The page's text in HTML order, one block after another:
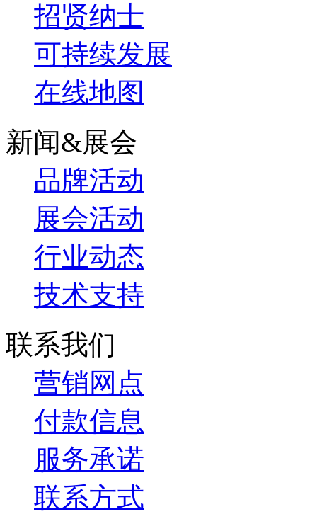
招贤纳士
可持续发展
在线地图
新闻&展会
品牌活动
展会活动
行业动态
技术支持
联系我们
营销网点
付款信息
服务承诺
联系方式